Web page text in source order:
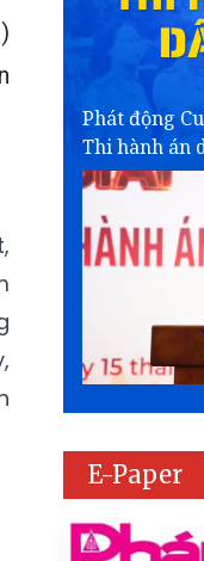
Phát động
Thi hành án
E-Paper